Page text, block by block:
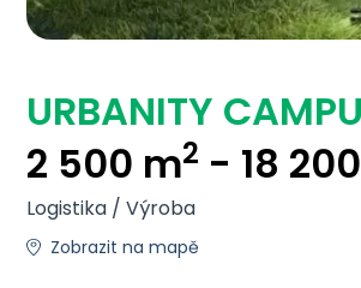
URBANITY
2 500 m2 - 18
Logistika / Výroba
Zobrazit na mapě